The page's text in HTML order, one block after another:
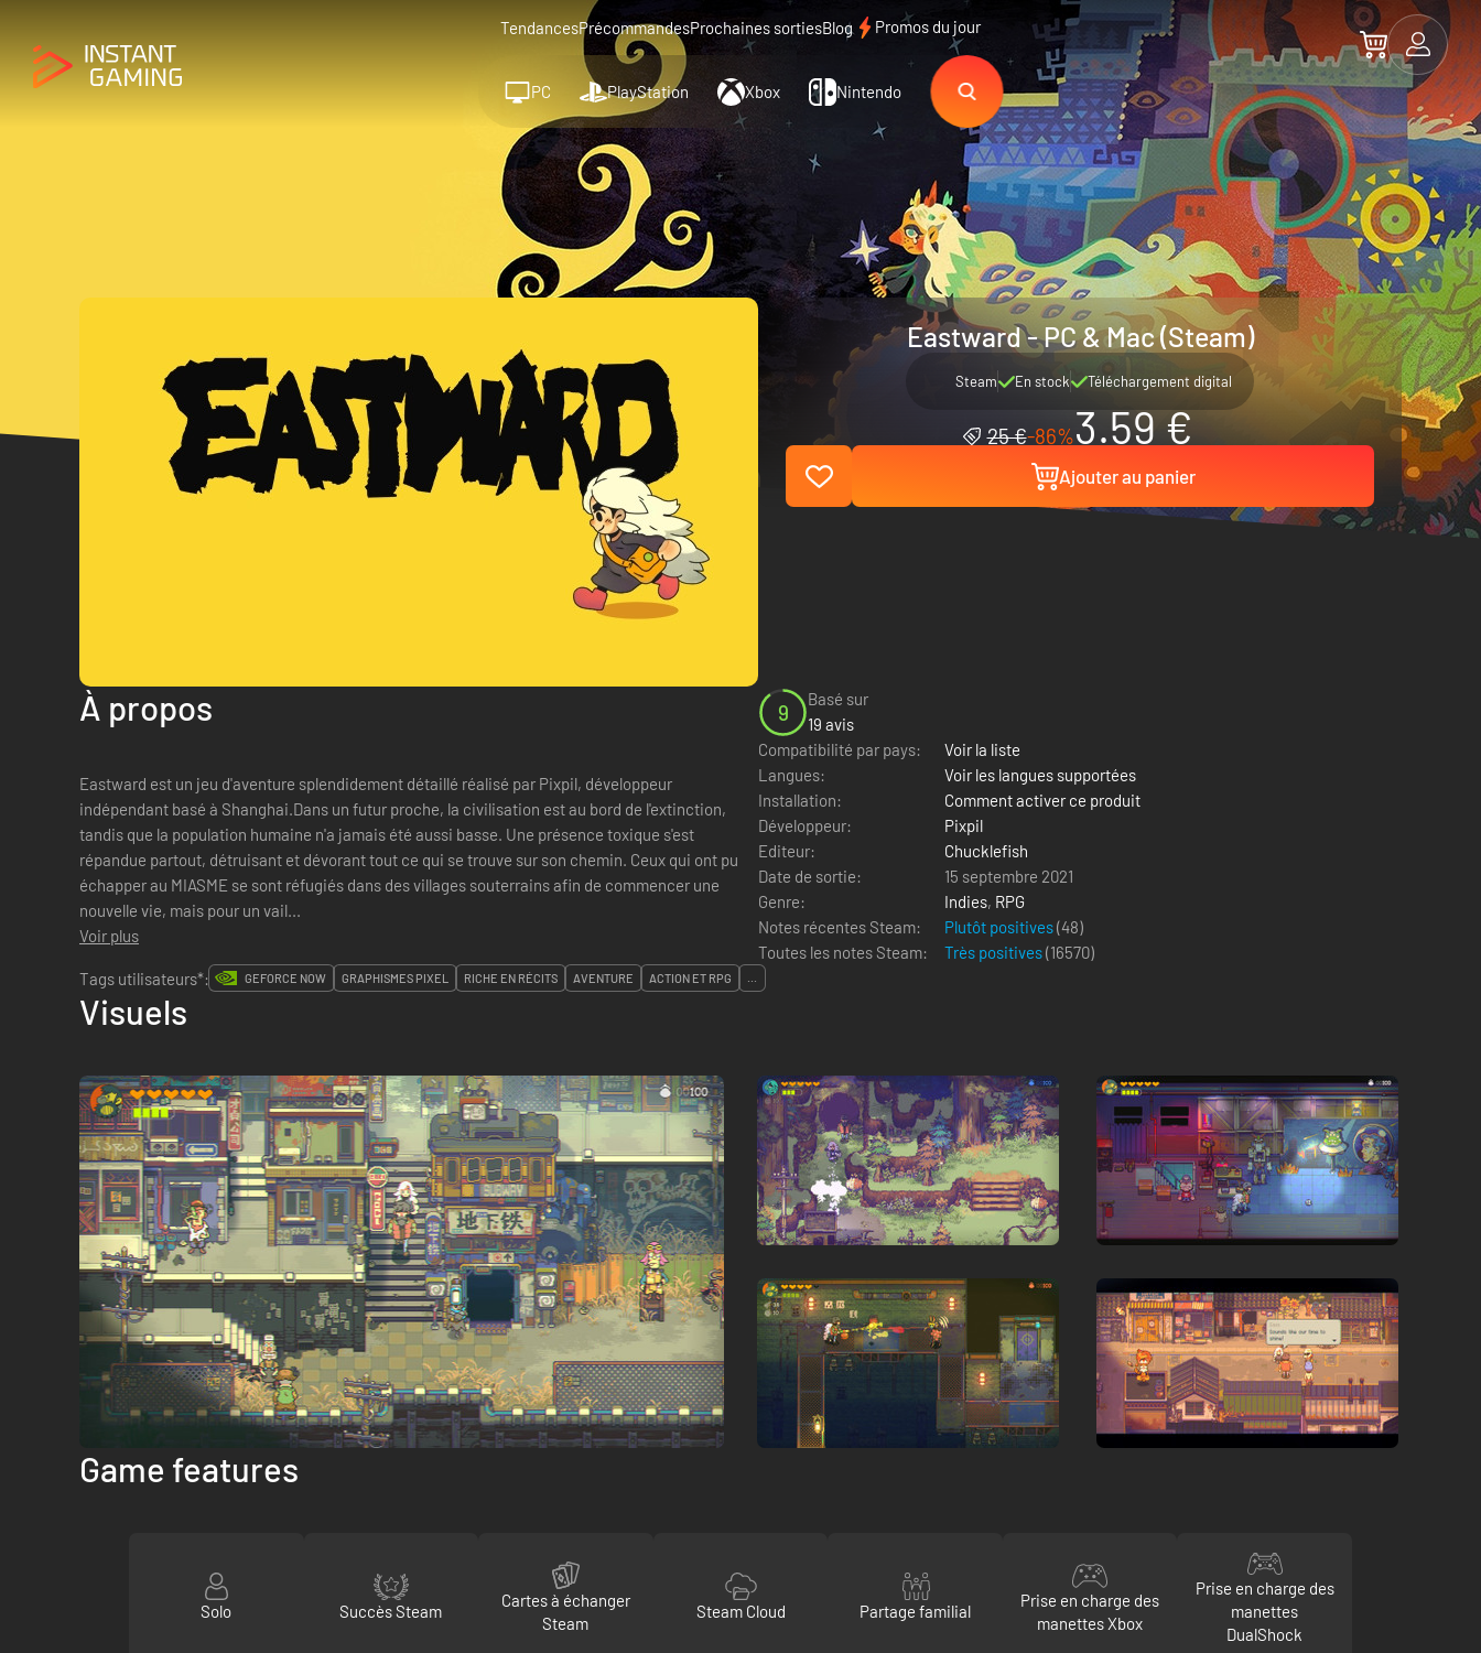
TendancesPrécommandesProchaines sortiesBlog Promos du jour
PC PlayStation Xbox Nintendo
Eastward - PC & Mac (Steam)
Steam En stock Téléchargement digital
25 €-86%3.59 €
Ajouter au panier
À propos
Eastward est un jeu d'aventure splendidement détaillé réalisé par Pixpil, développeur
indépendant basé à Shanghai.Dans un futur proche, la civilisation est au bord de l'extinction,
tandis que la population humaine n'a jamais été aussi basse. Une présence toxique s'est
répandue partout, détruisant et dévorant tout ce qui se trouve sur son chemin. Ceux qui ont pu
échapper au MIASME se sont réfugiés dans des villages souterrains afin de commencer une
nouvelle vie, mais pour un vail...
Voir plus
9
Basé sur
19 avis
Compatibilité par pays:
Voir la liste
Langues:
Voir les langues supportées
Installation:
Comment activer ce produit
Développeur:
Pixpil
Editeur:
Chucklefish
Date de sortie:
15 septembre 2021
Genre:
Indies, RPG
Notes récentes Steam:
Plutôt positives(48)
Toutes les notes Steam:
Très positives(16570)
Tags utilisateurs*:
GEFORCE NOW GRAPHISMES PIXEL RICHE EN RÉCITS AVENTURE ACTION ET RPG ...
Visuels
Game features
Solo Succès Steam
Cartes à échanger
Steam
Steam Cloud Partage familial
Prise en charge des
manettes Xbox
Prise en charge des
manettes
DualShock